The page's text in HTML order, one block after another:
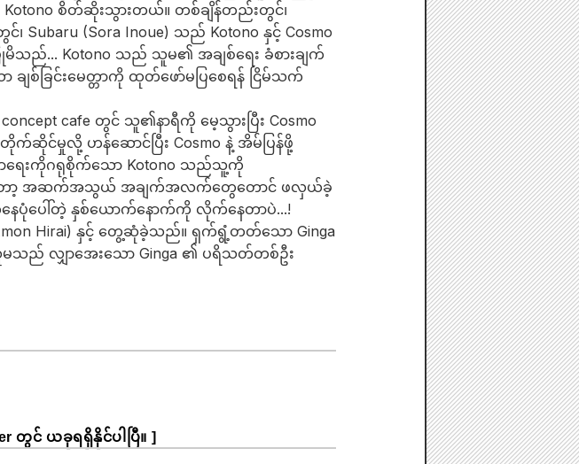
Kotono စိတ်ဆိုးသွားတယ်။ တစ်ချိန်တည်းတွင်၊
Subaru (Sora Inoue) သည် Kotono နှင့် Cosmo
... Kotono သည် သူမ၏ အချစ်ရေး ခံစားချက်
ျစ်ခြင်းမေတ္တာကို ထုတ်ဖော်မပြစေရန် ငြိမ်သက်
cafe တွင် သူ၏နာရီကို မေ့သွားပြီး Cosmo
င်မှုလို့ ဟန်ဆောင်ပြီး Cosmo နဲ့ အိမ်ပြန်ဖို့
ရေးကိုဂရုစိုက်သော Kotono သည်သူ့ကို
းတော့ အဆက်အသွယ် အချက်အလက်တွေတောင် ဖလှယ်ခဲ့
ေပုံပေါ်တဲ့ နှစ်ယောက်နောက်ကို လိုက်နေတာပဲ...!
Hirai) နှင့် တွေ့ဆုံခဲ့သည်။ ရှက်ရွံ့တတ်သော Ginga
မသည် လျှာအေးသော Ginga ၏ ပရိသတ်တစ်ဦး
တွင် ယခုရရှိနိုင်ပါပြီ။ ]